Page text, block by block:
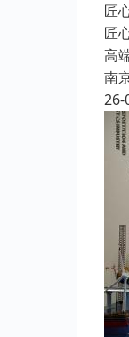
匠
匠
高
南
26-